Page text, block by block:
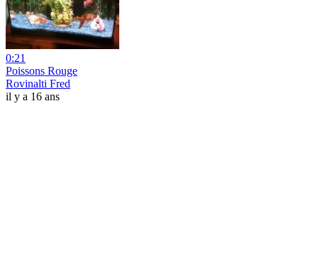
0:21
Poissons Rouge
Rovinalti Fred
il y a 16 ans